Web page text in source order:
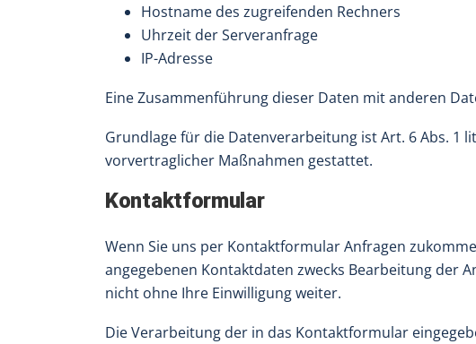
Hostname des zugreifenden Rechners
Uhrzeit der Serveranfrage
IP-Adresse
Eine Zusammenführung dieser Daten mit anderen
Grundlage für die Datenverarbeitung ist Art. 6 Abs. 1
vorvertraglicher Maßnahmen gestattet.
Kontaktformular
Wenn Sie uns per Kontaktformular Anfragen
angegebenen Kontaktdaten zwecks Bearbeitung der
nicht ohne Ihre Einwilligung weiter.
Die Verarbeitung der in das Kontaktformular